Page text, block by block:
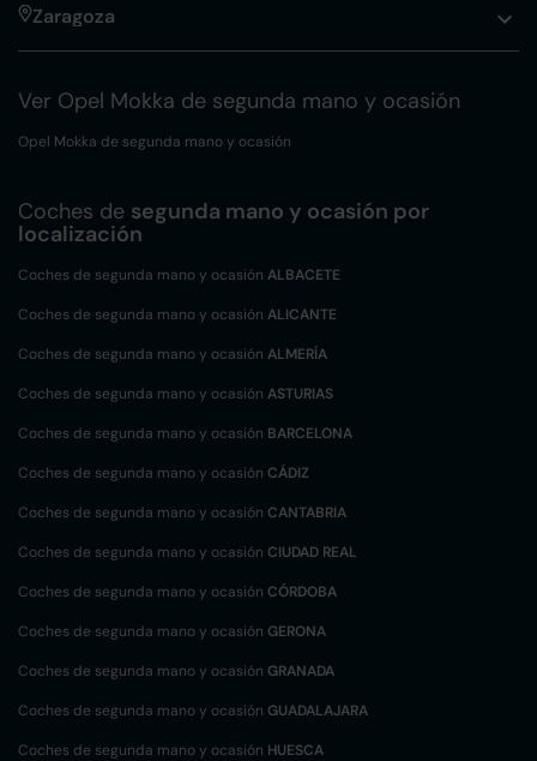
Zaragoza
Ver Opel Mokka de segunda mano y ocasión
Opel Mokka de segunda mano y ocasión
Coches de segunda mano y ocasión por
localización
Coches de segunda mano y ocasión ALBACETE
Coches de segunda mano y ocasión ALICANTE
Coches de segunda mano y ocasión ALMERÍA
Coches de segunda mano y ocasión ASTURIAS
Coches de segunda mano y ocasión BARCELONA
Coches de segunda mano y ocasión CÁDIZ
Coches de segunda mano y ocasión CANTABRIA
Coches de segunda mano y ocasión CIUDAD REAL
Coches de segunda mano y ocasión CÓRDOBA
Coches de segunda mano y ocasión GERONA
Coches de segunda mano y ocasión GRANADA
Coches de segunda mano y ocasión GUADALAJARA
Coches de segunda mano y ocasión HUESCA